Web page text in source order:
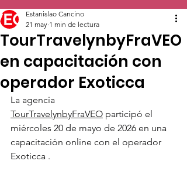
TourTravelynbyFraVEO
en capacitación con
operador Exoticca
Estanislao Cancino
21 may 1 min de lectura
La agencia
TourTravelynbyFraVEO participó el
miércoles 20 de mayo de 2026 en una
capacitación online con el operador
Exoticca .